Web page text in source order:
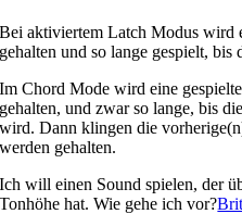
Bei aktiviertem Latch Modus wird
gehalten und so lange gespielt, bis
Im Chord Mode wird eine
gehalten, und zwar so lange, bis
wird. Dann klingen die
werden gehalten.
Ich will einen Sound spielen, der
Tonhöhe hat. Wie gehe ich vor?